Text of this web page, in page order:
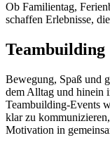
Ob Familientag,
schaffen Erlebnisse,
Teambuilding
Bewegung, Spaß und
dem Alltag und hinein
Teambuilding-Events
klar zu
Motivation in